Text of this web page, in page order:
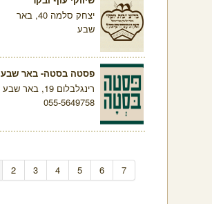
יצחק סלמה 40, באר
שבע
פסטה בסטה- באר שבע
רינגלבלום 19, באר שבע
055-5649758
2 3 4 5 6 7